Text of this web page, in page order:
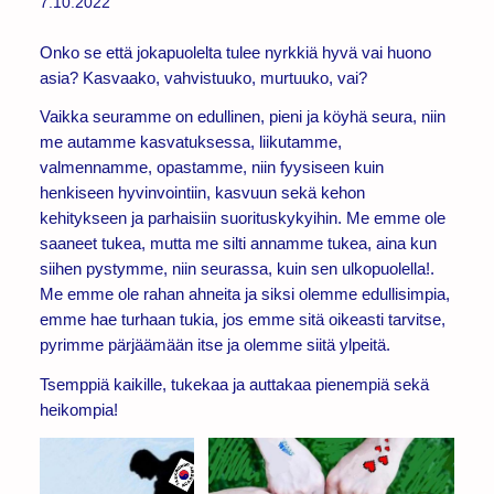
Onko se että jokapuolelta tulee nyrkkiä hyvä vai huono
asia? Kasvaako, vahvistuuko, murtuuko, vai?
Vaikka seuramme on edullinen, pieni ja köyhä seura, niin
me autamme kasvatuksessa, liikutamme,
valmennamme, opastamme, niin fyysiseen kuin
henkiseen hyvinvointiin, kasvuun sekä kehon
kehitykseen ja parhaisiin suorituskykyihin. Me emme ole
saaneet tukea, mutta me silti annamme tukea, aina kun
siihen pystymme, niin seurassa, kuin sen ulkopuolella!.
Me emme ole rahan ahneita ja siksi olemme edullisimpia,
emme hae turhaan tukia, jos emme sitä oikeasti tarvitse,
pyrimme pärjäämään itse ja olemme siitä ylpeitä.
Tsemppiä kaikille, tukekaa ja auttakaa pienempiä sekä
heikompia!